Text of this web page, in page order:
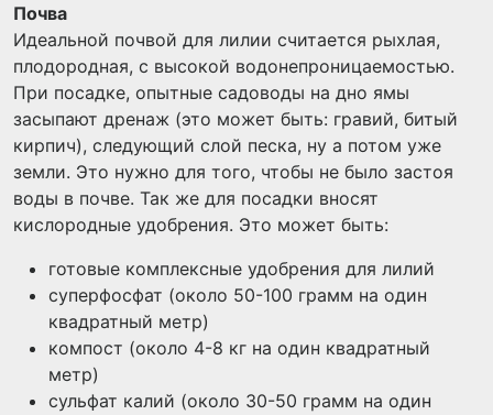
Почва
Идеальной почвой для лилии считается рыхлая,
плодородная, с высокой водонепроницаемостью.
При посадке, опытные садоводы на дно ямы
засыпают дренаж (это может быть: гравий, битый
кирпич), следующий слой песка, ну а потом уже
земли. Это нужно для того, чтобы не было застоя
воды в почве. Так же для посадки вносят
кислородные удобрения. Это может быть:
готовые комплексные удобрения для лилий
суперфосфат (около 50-100 грамм на один
квадратный метр)
компост (около 4-8 кг на один квадратный
метр)
сульфат калий (около 30-50 грамм на один